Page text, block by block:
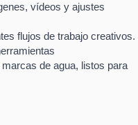
vídeos y ajustes
flujos de trabajo creativos.
de agua, listos para